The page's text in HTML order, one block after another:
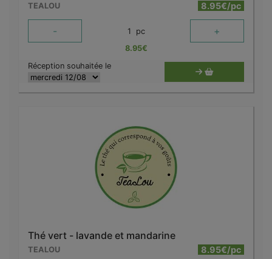
TEALOU 8.95€/pc
- 1 pc +
8.95€
Réception souhaitée le
Thé vert - lavande et mandarine
TEALOU 8.95€/pc